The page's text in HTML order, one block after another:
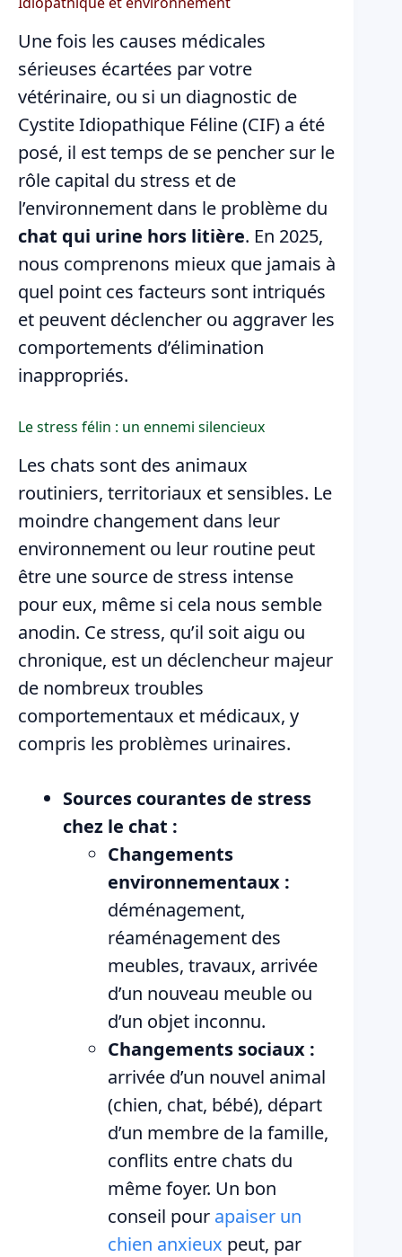
Une fois les causes médicales
sérieuses écartées par votre
vétérinaire, ou si un diagnostic de
Cystite Idiopathique Féline (CIF) a été
posé, il est temps de se pencher sur le
rôle capital du stress et de
l’environnement dans le problème du
chat qui urine hors litière. En 2025,
nous comprenons mieux que jamais à
quel point ces facteurs sont intriqués
et peuvent déclencher ou aggraver les
comportements d’élimination
inappropriés.
Le stress félin : un ennemi silencieux
Les chats sont des animaux
routiniers, territoriaux et sensibles. Le
moindre changement dans leur
environnement ou leur routine peut
être une source de stress intense
pour eux, même si cela nous semble
anodin. Ce stress, qu’il soit aigu ou
chronique, est un déclencheur majeur
de nombreux troubles
comportementaux et médicaux, y
compris les problèmes urinaires.
Sources courantes de stress
chez le chat :
Changements
environnementaux :
déménagement,
réaménagement des
meubles, travaux, arrivée
d’un nouveau meuble ou
d’un objet inconnu.
Changements sociaux :
arrivée d’un nouvel animal
(chien, chat, bébé), départ
d’un membre de la famille,
conflits entre chats du
même foyer. Un bon
conseil pour apaiser un
chien anxieux peut, par